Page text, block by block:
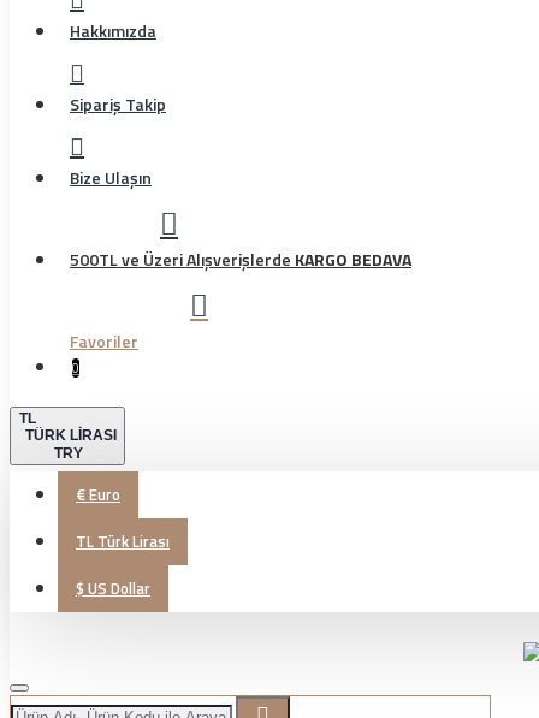
Hakkımızda
Sipariş Takip
Bize Ulaşın
500TL ve Üzeri Alışverişlerde KARGO BEDAVA
Favoriler
0
TL
TÜRK LIRASI
TRY
€Euro
TL Türk Lirası
$ US Dollar